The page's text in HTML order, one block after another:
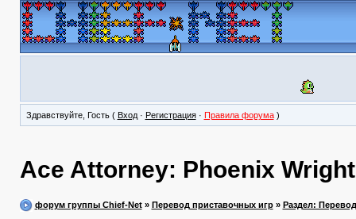
Здравствуйте, Гость ( Вход· Регистрация· Правила форума)
Ace Attorney: Phoenix
форум группы Chief-Net» Перевод приставочных игр» Раздел: